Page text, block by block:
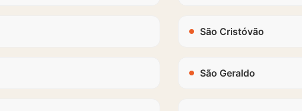
São Cristóvão
São Geraldo